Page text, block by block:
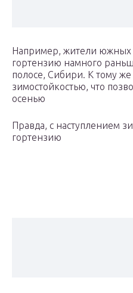
Например, жители южных
гортензию намного
полосе, Сибири. К тому же
зимостойкостью, что
осенью
Правда, с наступлением
гортензию